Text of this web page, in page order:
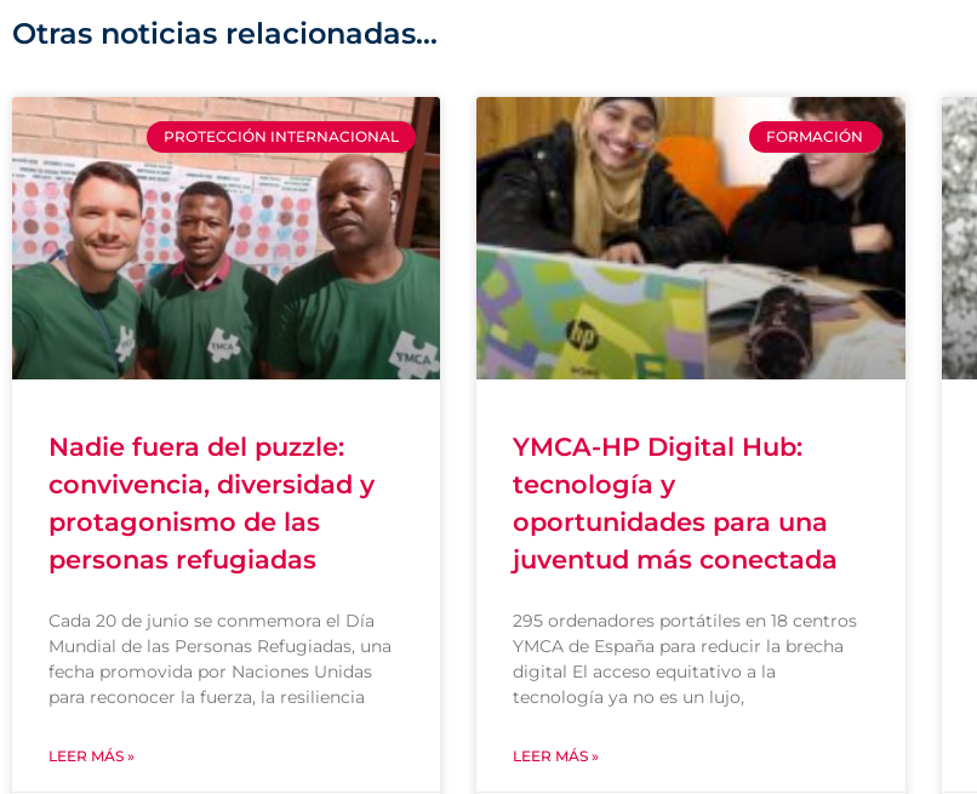
Otras noticias relacionadas...
PROTECCIÓN INTERNACIONAL
Nadie fuera del puzzle:
convivencia, diversidad y
protagonismo de las
personas refugiadas
Cada 20 de junio se conmemora el Día
Mundial de las Personas Refugiadas, una
fecha promovida por Naciones Unidas
para reconocer la fuerza, la resiliencia
LEER MÁS »
FORMACIÓN
YMCA-HP Digital Hub:
tecnología y
oportunidades para una
juventud más conectada
295 ordenadores portátiles en 18 centros
YMCA de España para reducir la brecha
digital El acceso equitativo a la
tecnología ya no es un lujo,
LEER MÁS »